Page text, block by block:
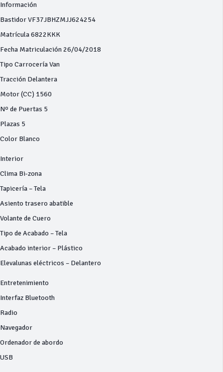
Información
Bastidor VF37JBHZMJJ624254
Matrícula 6822KKK
Fecha Matriculación 26/04/2018
Tipo Carrocería Van
Tracción Delantera
Motor (CC) 1560
Nº de Puertas 5
Plazas 5
Color Blanco
Interior
Clima Bi-zona
Tapicería – Tela
Asiento trasero abatible
Volante de Cuero
Tipo de Acabado – Tela
Acabado interior – Plástico
Elevalunas eléctricos – Delantero
Entretenimiento
Interfaz Bluetooth
Radio
Navegador
Ordenador de abordo
USB